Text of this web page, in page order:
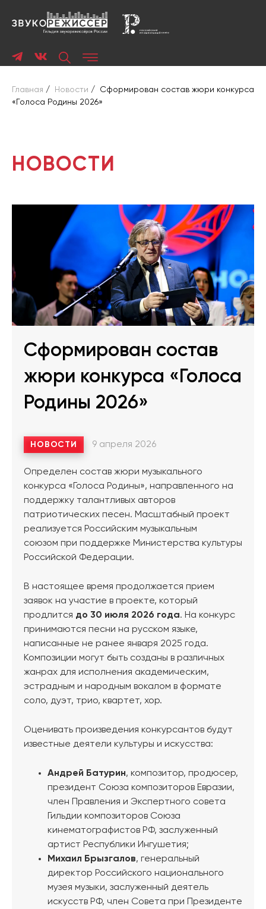
Главная / Новости /
Сформирован состав жюри конкурса
«Голоса Родины 2026»
НОВОСТИ
Сформирован состав
жюри конкурса «Голоса
Родины 2026»
НОВОСТИ 9 апреля 2026
Определен состав жюри музыкального
конкурса «Голоса Родины», направленного на
поддержку талантливых авторов
патриотических песен. Масштабный проект
реализуется Российским музыкальным
союзом при поддержке Министерства культуры
Российской Федерации.
В настоящее время продолжается прием
заявок на участие в проекте, который
продлится до 30 июля 2026 года. На конкурс
принимаются песни на русском языке,
написанные не ранее января 2025 года.
Композиции могут быть созданы в различных
жанрах для исполнения академическим,
эстрадным и народным вокалом в формате
соло, дуэт, трио, квартет, хор.
Оценивать произведения конкурсантов будут
известные деятели культуры и искусства:
Андрей Батурин, композитор, продюсер,
президент Союза композиторов Евразии,
член Правления и Экспертного совета
Гильдии композиторов Союза
кинематографистов РФ, заслуженный
артист Республики Ингушетия;
Михаил Брызгалов, генеральный
директор Российского национального
музея музыки, заслуженный деятель
искусств РФ, член Совета при Президенте